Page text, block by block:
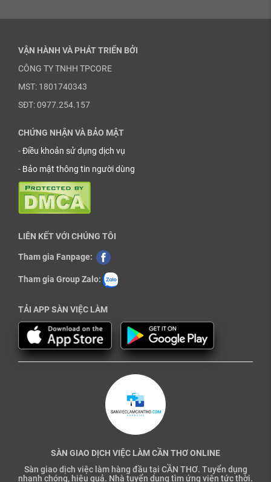
VẬN HÀNH VÀ PHÁT TRIỂN BỞI
CÔNG TY TNHH TPCORE
MST: 1801740343
SĐT: 0977.254.157
CHỨNG NHẬN VÀ BẢO MẬT
-Điều khoản sử dụng dịch vụ
- Bảo mật thông tin người dùng
LIÊN KẾT VỚI CHÚNG TÔI
Tham gia Fanpage:
Tham gia Group Zalo:
TẢI APP SÀN VIỆC LÀM
SÀN GIAO DỊCH VIỆC LÀM CẦN THƠ ONLINE
Sàn giao dịch việc làm hàng đầu tại CẦN THƠ. Tuyển dụng
nhanh chóng, hiệu quả. Nhà tuyển dụng tìm ứng viên tức thời.